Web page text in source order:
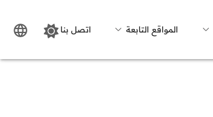
المواقع التابعة اتصل بنا